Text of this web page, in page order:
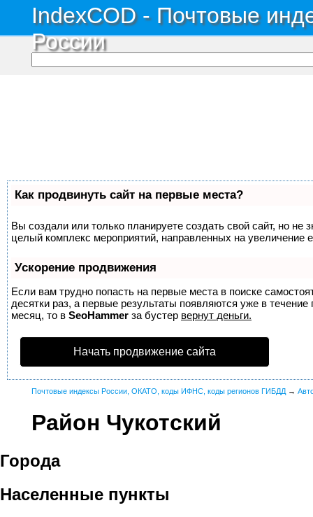
IndexCOD - Почтовые
России
Как продвинуть сайт на первые места?
Вы создали или только планируете создать свой сайт, но не
целый комплекс мероприятий, направленных на увеличение
Ускорение продвижения
Если вам трудно попасть на первые места в поиске
десятки раз, а первые результаты появляются уже в
месяц, то в SeoHammer за бустер вернут деньги.
Начать продвижение сайта
Почтовые индексы России, ОКАТО, коды ИФНС, коды регионов ГИБДД →
Район Чукотский
Города
Населенные пункты